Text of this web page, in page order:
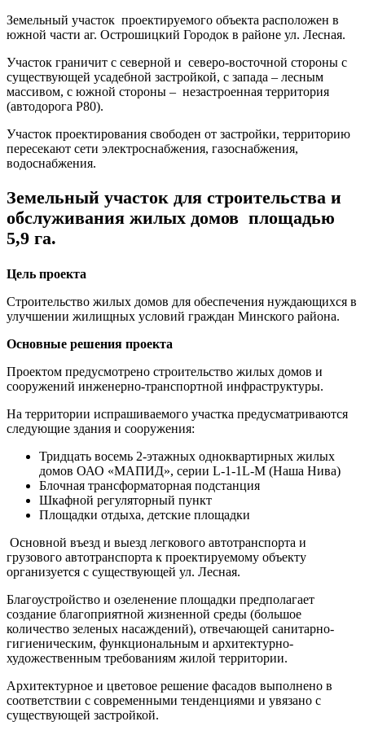
Земельный участок проектируемого объекта расположен в
южной части аг. Острошицкий Городок в районе ул. Лесная.
Участок граничит с северной и северо-восточной стороны с
существующей усадебной застройкой, с запада – лесным
массивом, с южной стороны – незастроенная территория
(автодорога Р80).
Участок проектирования свободен от застройки, территорию
пересекают сети электроснабжения, газоснабжения,
водоснабжения.
Земельный участок для строительства и
обслуживания жилых домов площадью
5,9 га.
Цель проекта
Строительство жилых домов для обеспечения нуждающихся в
улучшении жилищных условий граждан Минского района.
Основные решения проекта
Проектом предусмотрено строительство жилых домов и
сооружений инженерно-транспортной инфраструктуры.
На территории испрашиваемого участка предусматриваются
следующие здания и сооружения:
Тридцать восемь 2-этажных одноквартирных жилых
домов ОАО «МАПИД», серии L-1-1L-M (Наша Нива)
Блочная трансформаторная подстанция
Шкафной регуляторный пункт
Площадки отдыха, детские площадки
Основной въезд и выезд легкового автотранспорта и
грузового автотранспорта к проектируемому объекту
организуется с существующей ул. Лесная.
Благоустройство и озеленение площадки предполагает
создание благоприятной жизненной среды (большое
количество зеленых насаждений), отвечающей санитарно-
гигиеническим, функциональным и архитектурно-
художественным требованиям жилой территории.
Архитектурное и цветовое решение фасадов выполнено в
соответствии с современными тенденциями и увязано с
существующей застройкой.